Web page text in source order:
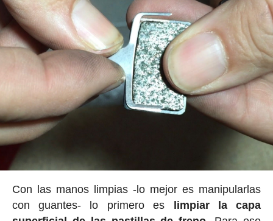
Con las manos limpias -lo mejor es manipularlas
con guantes- lo primero es
limpiar la capa